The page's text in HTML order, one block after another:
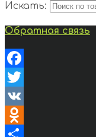
Искать:
Обратная связь
Facebook
Twitter
VK
Odnoklassniki